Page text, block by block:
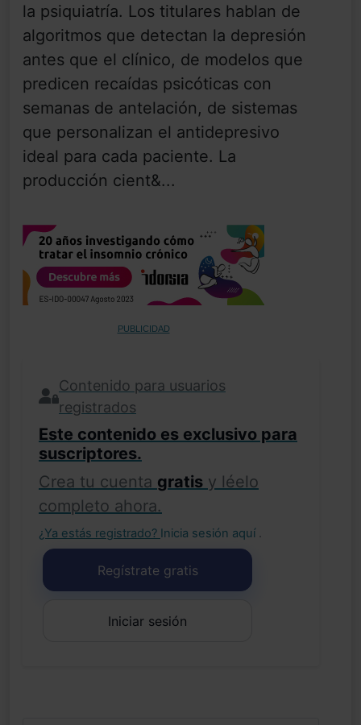
la psiquiatría. Los titulares hablan de
algoritmos que detectan la depresión
antes que el clínico, de modelos que
predicen recaídas psicóticas con
semanas de antelación, de sistemas
que personalizan el antidepresivo
ideal para cada paciente. La
producción cient&...
PUBLICIDAD
Contenido para usuarios
registrados
Este contenido es exclusivo para
suscriptores.
Crea tu cuenta gratis y léelo
completo ahora.
¿Ya estás registrado? Inicia sesión aquí .
Regístrate gratis
Iniciar sesión